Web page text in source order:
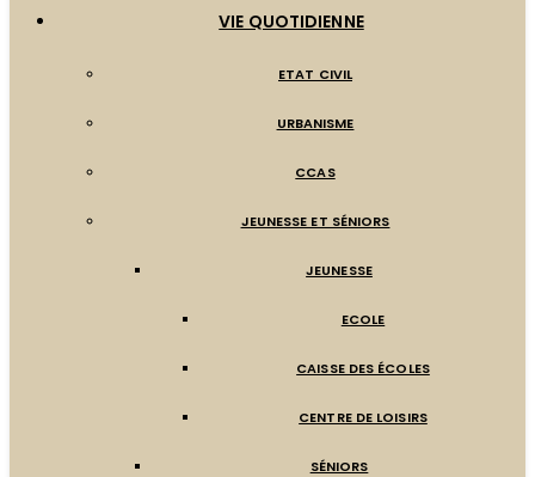
VIE QUOTIDIENNE
ETAT CIVIL
URBANISME
CCAS
JEUNESSE ET SÉNIORS
JEUNESSE
ECOLE
CAISSE DES ÉCOLES
CENTRE DE LOISIRS
SÉNIORS